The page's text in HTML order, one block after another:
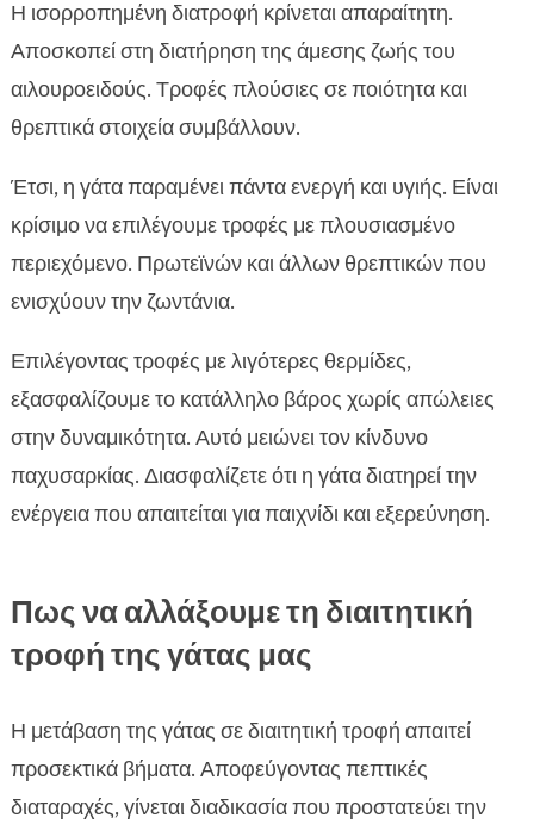
Η ισορροπημένη διατροφή κρίνεται απαραίτητη.
Αποσκοπεί στη διατήρηση της άμεσης ζωής του
αιλουροειδούς. Τροφές πλούσιες σε ποιότητα και
θρεπτικά στοιχεία συμβάλλουν.
Έτσι, η γάτα παραμένει πάντα ενεργή και υγιής. Είναι
κρίσιμο να επιλέγουμε τροφές με πλουσιασμένο
περιεχόμενο. Πρωτεϊνών και άλλων θρεπτικών που
ενισχύουν την ζωντάνια.
Επιλέγοντας τροφές με λιγότερες θερμίδες,
εξασφαλίζουμε το κατάλληλο βάρος χωρίς απώλειες
στην δυναμικότητα. Αυτό μειώνει τον κίνδυνο
παχυσαρκίας. Διασφαλίζετε ότι η γάτα διατηρεί την
ενέργεια που απαιτείται για παιχνίδι και εξερεύνηση.
Πως να αλλάξουμε τη διαιτητική
τροφή της γάτας μας
Η μετάβαση της γάτας σε διαιτητική τροφή απαιτεί
προσεκτικά βήματα. Αποφεύγοντας πεπτικές
διαταραχές, γίνεται διαδικασία που προστατεύει την